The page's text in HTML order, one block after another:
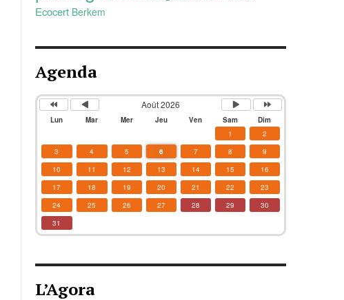
Ecocert Berkem
Agenda
Août 2026
Lun Mar Mer Jeu Ven Sam
Dim
1
2
3
4 5 6 7 8
9
10
11 12 13 14 15
16
17
18 19 20 21 22
23
24
25 26 27 28 29
30
31
L’Agora